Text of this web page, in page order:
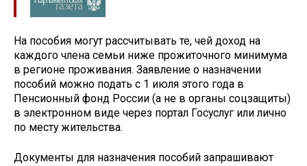
На пособия могут рассчитывать те, чей доход на
каждого члена семьи ниже прожиточного минимума
в регионе проживания. Заявление о назначении
пособий можно подать с 1 июля этого года в
Пенсионный фонд России (а не в органы соцзащиты)
в электронном виде через портал Госуслуг или лично
по месту жительства.
Документы для назначения пособий запрашивают